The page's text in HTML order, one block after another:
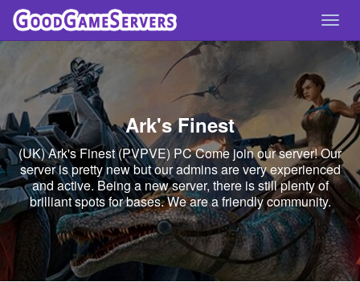
Ark's Finest
(UK) Ark's Finest (PVPVE) PC Come join our server! Our
server is pretty new but our admins are very experienced
and active. Being a new server, there is still plenty of
brilliant spots for bases. We are a friendly community.